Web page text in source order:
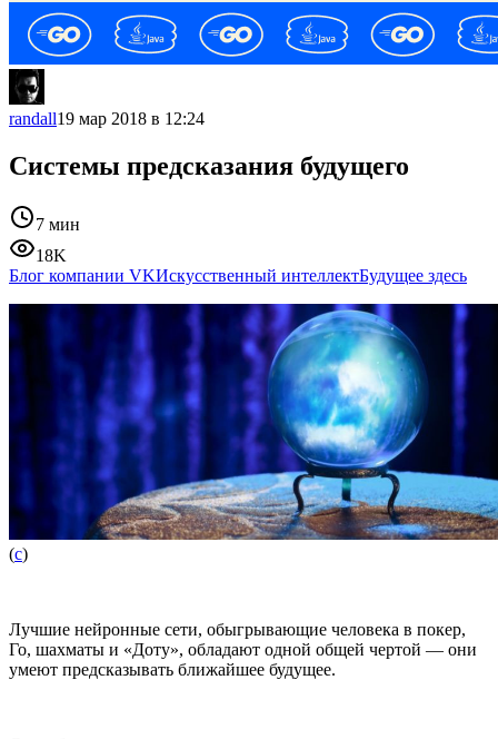
randall19 мар 2018 в 12:24
Системы предсказания будущего
7 мин
18K
Блог компании VKИскусственный интеллектБудущее здесь
(с)
Лучшие нейронные сети, обыгрывающие человека в покер,
Го, шахматы и «Доту», обладают одной общей чертой — они
умеют предсказывать ближайшее будущее.